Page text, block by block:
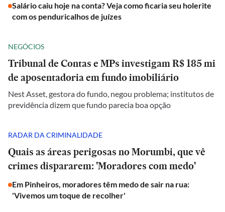
Salário caiu hoje na conta? Veja como ficaria seu holerite
com os penduricalhos de juízes
NEGÓCIOS
Tribunal de Contas e MPs investigam R$ 185 mi
de aposentadoria em fundo imobiliário
Nest Asset, gestora do fundo, negou problema; institutos de
previdência dizem que fundo parecia boa opção
RADAR DA CRIMINALIDADE
Quais as áreas perigosas no Morumbi, que vê
crimes dispararem: 'Moradores com medo'
Em Pinheiros, moradores têm medo de sair na rua:
'Vivemos um toque de recolher'